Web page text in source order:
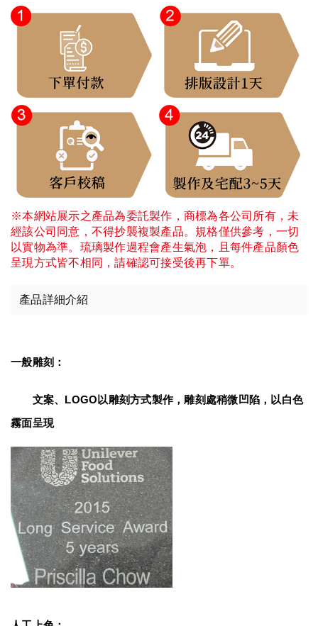
※本網站展示之產品為委託製作，商標為各公司所有，未
經該公司同意，不得抄襲複製產品。規格僅供參考，一切
以實物為準。琉璃製作過程會產生氣泡，且每件產品顏色
呈現方式皆不相同，請確認可接受後再下單。
產品詳細介紹
一般雕刻：
文案、LOGO以雕刻方式製作，雕刻處稍微凹陷，以白色
霧面呈現